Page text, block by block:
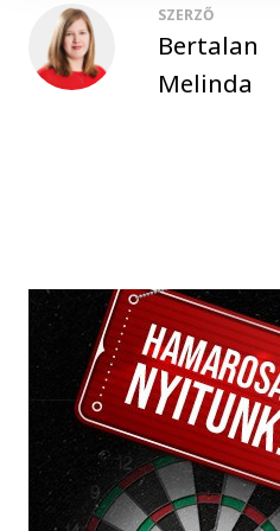
SZERZŐ
Bertalan
Melinda